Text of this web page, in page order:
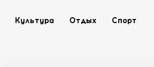
Культура Отдых Спорт